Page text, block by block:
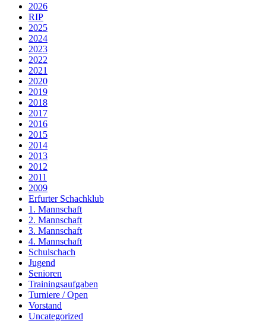
2026
RIP
2025
2024
2023
2022
2021
2020
2019
2018
2017
2016
2015
2014
2013
2012
2011
2009
Erfurter Schachklub
1. Mannschaft
2. Mannschaft
3. Mannschaft
4. Mannschaft
Schulschach
Jugend
Senioren
Trainingsaufgaben
Turniere / Open
Vorstand
Uncategorized